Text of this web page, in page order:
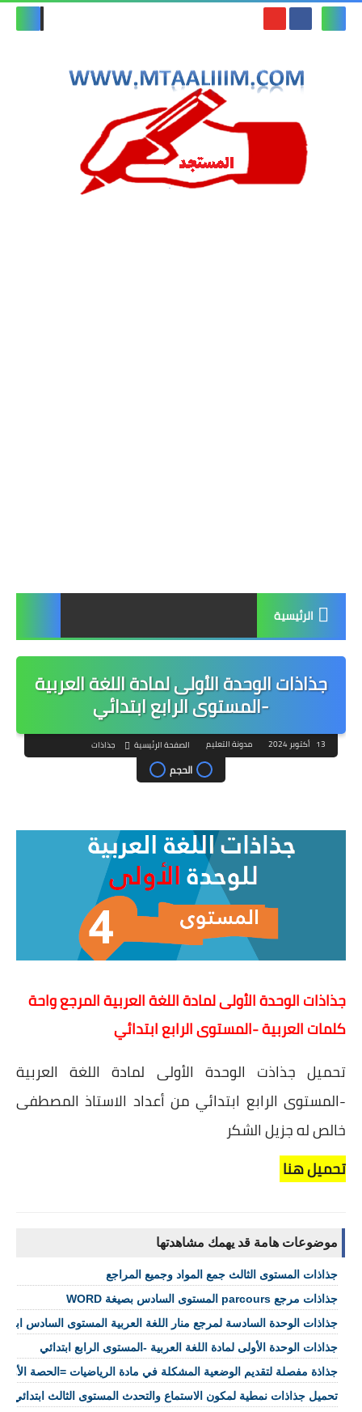
الرئيسية
جذاذات الوحدة الأولى لمادة اللغة العربية
-المستوى الرابع ابتدائي
13 أكتوبر 2024 مدونة التعليم الصفحة الرئيسية جذاذات
الحجم
جذاذات الوحدة الأولى لمادة اللغة العربية المرجع واحة
كلمات العربية -المستوى الرابع ابتدائي
تحميل جذاذت الوحدة الأولى لمادة اللغة العربية
-المستوى الرابع ابتدائي من أعداد الاستاذ المصطفى
خالص له جزيل الشكر
تحميل هنا
موضوعات هامة قد يهمك مشاهدتها
جذاذات المستوى الثالث جمع المواد وجميع المراجع
جذاذات مرجع parcours المستوى السادس بصيغة WORD
جذاذات الوحدة السادسة لمرجع منار اللغة العربية المستوى السادس
جذاذات الوحدة الأولى لمادة اللغة العربية -المستوى الرابع ابتدائي
جذاذة مفصلة لتقديم الوضعية المشكلة في مادة الرياضيات =الحصة
تحميل جذاذات نمطية لمكون الاستماع والتحدث المستوى الثالث ابتدائي